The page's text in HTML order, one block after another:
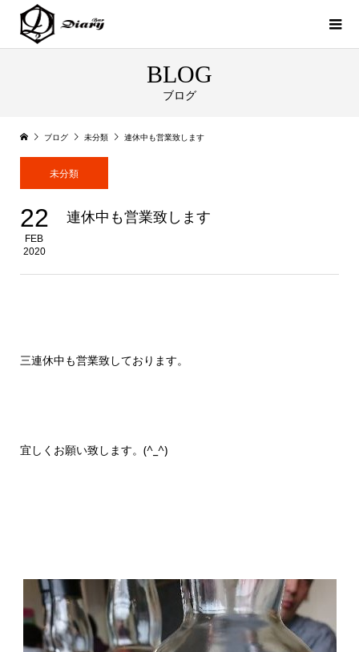
BLOG
ブログ
ブログ 未分類 連休中も営業致します
未分類
22
FEB
2020
連休中も営業致します
三連休中も営業致しております。
宜しくお願い致します。(^_^)